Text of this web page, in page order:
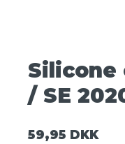
Silicone
/ SE
59,95 DKK